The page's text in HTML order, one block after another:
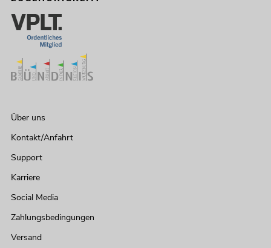
Über uns
Kontakt/Anfahrt
Support
Karriere
Social Media
Zahlungsbedingungen
Versand